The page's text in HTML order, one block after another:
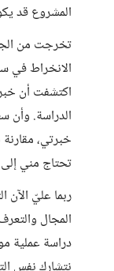
المشروع قد
تخرجت من
الانخراط في
اكتشفت أن
الدراسة. وأن
خبرتي،
تحتاج مني
المجال
دراسة عملية